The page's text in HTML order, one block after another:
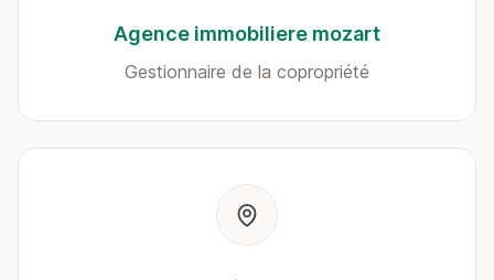
Agence immobiliere mozart
Gestionnaire de la copropriété